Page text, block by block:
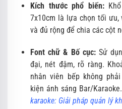
Kích thước phổ biến:Khổ
7x10cm là lựa chọn tối ưu,
và đủ rộng để chia các cột
Font chữ & Bố cục:Sử
đại, nét đậm,rõ ràng.
nhân viên bếp không
kiện ánh sáng Bar/Karaoke.
karaoke: Giải pháp quản lý